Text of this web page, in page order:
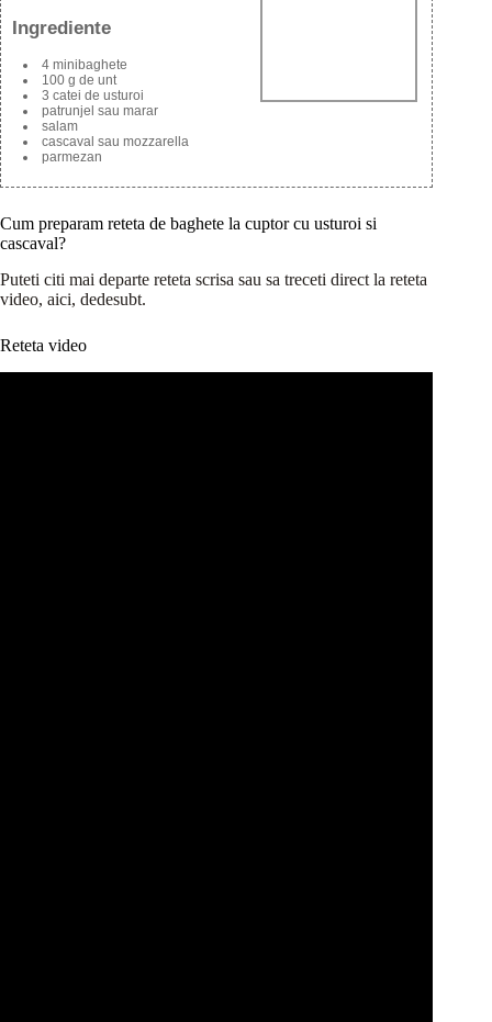
Ingrediente
4 minibaghete
100 g de unt
3 catei de usturoi
patrunjel sau marar
salam
cascaval sau mozzarella
parmezan
Cum preparam reteta de baghete la cuptor cu usturoi si
cascaval?
Puteti citi mai departe reteta scrisa sau sa treceti direct la reteta
video, aici, dedesubt.
Reteta video